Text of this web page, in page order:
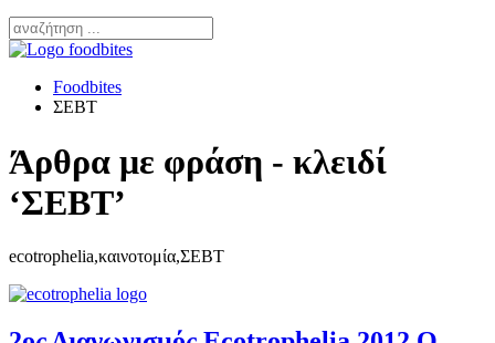
Foodbites
ΣΕΒΤ
Άρθρα με φράση - κλειδί
‘ΣΕΒΤ’
ecotrophelia,καινοτομία,ΣΕΒΤ